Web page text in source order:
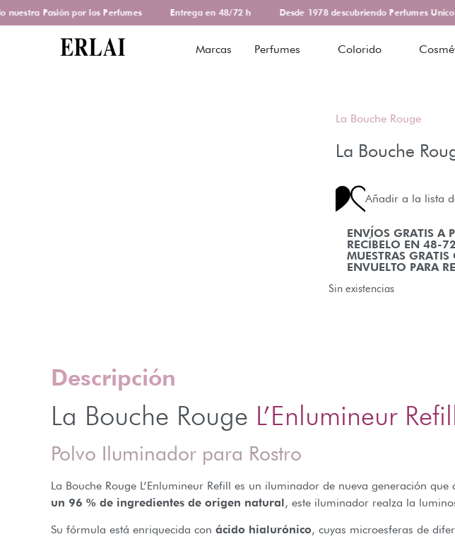
Pasión por los Perfumes Entrega en 48/72 h Desde 1978 descubriendo Perfumes Unicos
Marcas Perfumes Colorido
La Bouche Rouge
La Bouche
Añadir a la lista
ENVÍOS GRATIS A
RECÍBELO EN 48-
MUESTRAS
ENVUELTO PARA
Sin existencias
Descripción
La Bouche Rouge L’Enlumineur
Polvo Iluminador para Rostro
La Bouche Rouge L’Enlumineur Refill es un iluminador de nueva generación
un 96 % de ingredientes de origen natural, este iluminador realza la
Su fórmula está enriquecida con ácido hialurónico, cuyas microesferas de